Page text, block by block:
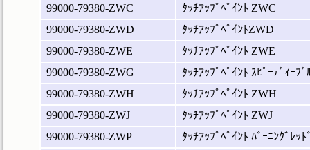
99000-79380-ZWC
ﾀｯﾁｱｯﾌﾟﾍﾟｲﾝﾄ ZWC
99000-79380-ZWD
ﾀｯﾁｱｯﾌﾟﾍﾟｲﾝﾄZWD
99000-79380-ZWE
ﾀｯﾁｱｯﾌﾟﾍﾟｲﾝﾄ ZWE
99000-79380-ZWG
ﾀｯﾁｱｯﾌﾟﾍﾟｲﾝﾄ ｽﾋﾟｰﾃﾞｨｰﾌﾞ
99000-79380-ZWH
ﾀｯﾁｱｯﾌﾟﾍﾟｲﾝﾄ ZWH
99000-79380-ZWJ
ﾀｯﾁｱｯﾌﾟﾍﾟｲﾝﾄ ZWJ
99000-79380-ZWP
ﾀｯﾁｱｯﾌﾟﾍﾟｲﾝﾄ ﾊﾞｰﾆﾝｸﾞﾚｯﾄ